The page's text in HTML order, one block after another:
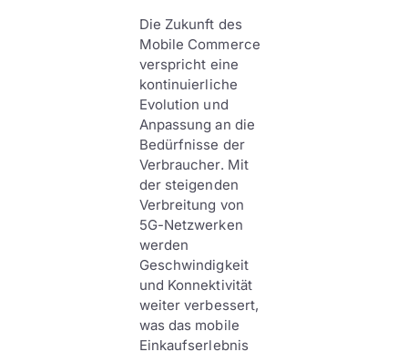
Die Zukunft des
Mobile Commerce
verspricht eine
kontinuierliche
Evolution und
Anpassung an die
Bedürfnisse der
Verbraucher. Mit
der steigenden
Verbreitung von
5G-Netzwerken
werden
Geschwindigkeit
und Konnektivität
weiter verbessert,
was das mobile
Einkaufserlebnis